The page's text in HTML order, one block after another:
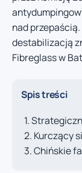
nad
destabilizacją
Fibreglass w
Spis treści
Kurczący
Chińskie